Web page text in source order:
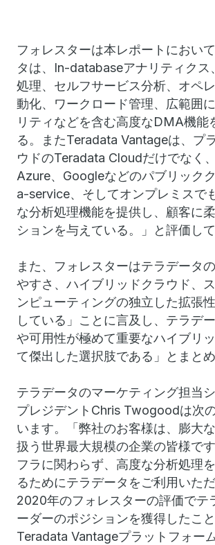
フォレスターは本レポートにおい
タは、In-databaseアナリティクス
処理、セルフサービス分析、オペ
動化、ワークロード管理、広範囲
リティなどを含む高度なDMA機能
る。またTeradata Vantageは、プ
ウドのTeradata Cloudだけでなく、
Azure、Googleなどのパブリック
a-service、そしてオンプレミスで
な分析処理機能を提供し、顧客に
ションを与えている。」と評価して
また、フォレスターはテラデータ
やすさ、ハイブリッドクラウド、
ンピューティングの独立した拡張
している」ことに言及し、テラデ
や可用性が極めて重要なハイブリ
て傑出した選択肢である」とまとめ
テラデータのマーケティング担当
プレジデントChris Twogoodは次
います。「弊社のお客様は、膨大
扱う世界最大規模の企業の皆様で
フラに関わらず、高度な分析処理
るためにテラデータをご利用いただ
2020年のフォレスターの評価でテ
ーダーのポジションを獲得したこ
Teradata Vantageプラットフォー